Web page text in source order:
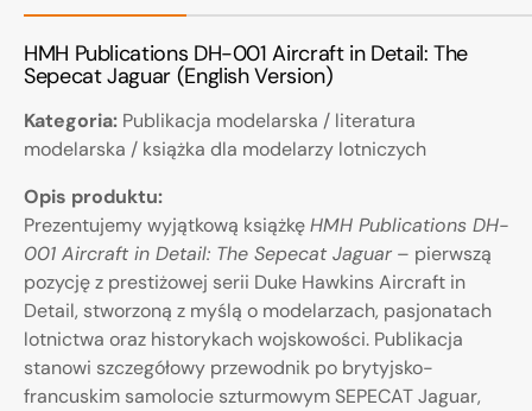
HMH Publications DH-001 Aircraft in Detail: The
Sepecat Jaguar (English Version)
Kategoria: Publikacja modelarska / literatura
modelarska / książka dla modelarzy lotniczych
Opis produktu:
Prezentujemy wyjątkową książkęHMH Publications DH-
001 Aircraft in Detail: The Sepecat Jaguar – pierwszą
pozycję z prestiżowej serii Duke Hawkins Aircraft in
Detail, stworzoną z myślą o modelarzach, pasjonatach
lotnictwa oraz historykach wojskowości. Publikacja
stanowi szczegółowy przewodnik po brytyjsko-
francuskim samolocie szturmowym SEPECAT Jaguar,